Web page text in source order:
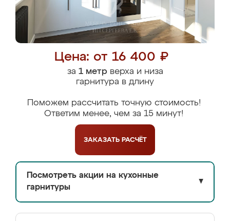
Цена: от 16 400 ₽
за 1 метрверха и низа
гарнитура в длину
Поможем рассчитать точную стоимость!
Ответим менее, чем за 15 минут!
ЗАКАЗАТЬ РАСЧЁТ
Посмотреть акции на кухонные
гарнитуры
▼